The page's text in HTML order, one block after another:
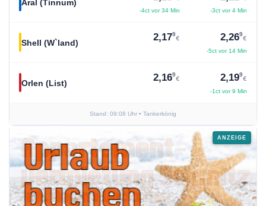
Aral (Tinnum)
-4ct vor 34 Min -3ct vor 4 Min
Shell (W`land) 2,179
€ 2,269
€
-5ct vor 14 Min
Orlen (List) 2,169
€ 2,199
€
-1ct vor 9 Min
Stand: 09:08 Uhr • Tankerkönig